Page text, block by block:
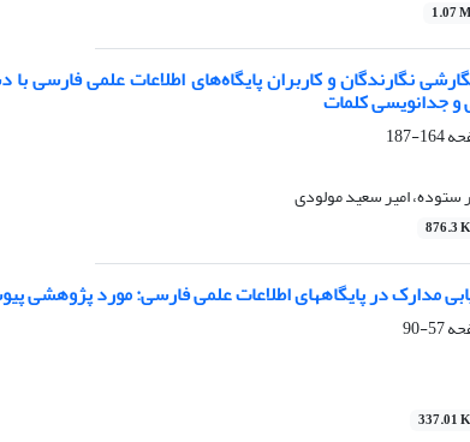
1.07 M
نگارندگان و کاربران پایگاه‌های اطلاعات علمی
جدانویسی کلمات
164-187
ستوده، امیر سعید مولودی
876.3 K
مدارک در پایگاه‏های اطلاعات علمی فارسی: مورد پژوهشی
57-90
337.01 K